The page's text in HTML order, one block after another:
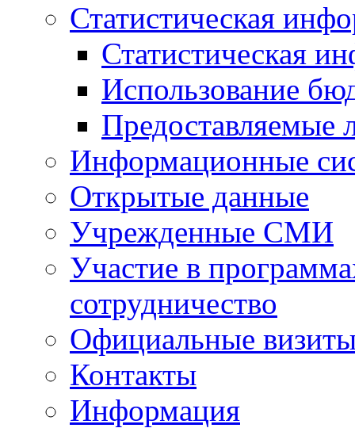
Статистическая
Статистическая
Использование
Предоставляемые
Информационные
Открытые данные
Учрежденные СМИ
Участие в
сотрудничество
Официальные
Контакты
Информация